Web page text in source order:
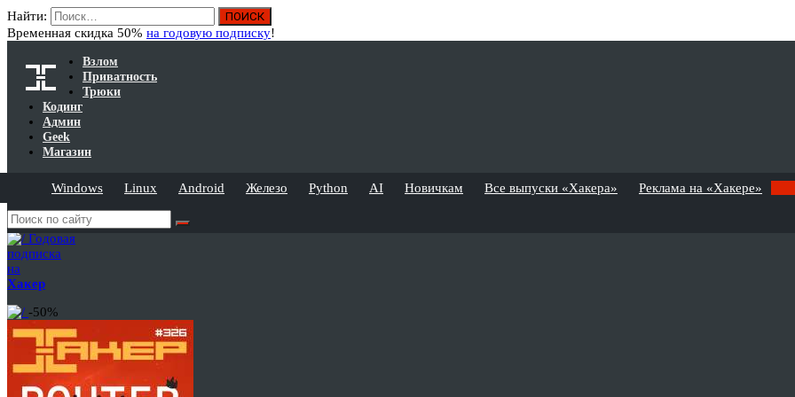
Найти:
Временная скидка 50% на годовую подписку!
Взлом
Приватность
Трюки
Кодинг
Админ
Geek
Магазин
Windows Linux Android Железо Python AI Новичкам Все выпуски «Хакера» Реклама на «Хакере»
Годовая
подписка
на
Хакер
-50%